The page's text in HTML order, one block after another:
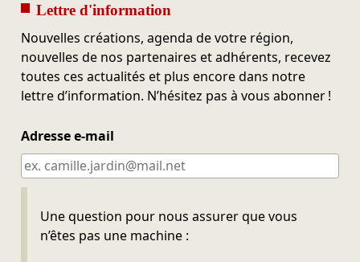
Lettre d'information
Nouvelles créations, agenda de votre région,
nouvelles de nos partenaires et adhérents, recevez
toutes ces actualités et plus encore dans notre
lettre d’information. N’hésitez pas à vous abonner !
Adresse e-mail
Une question pour nous assurer que vous
n’êtes pas une machine :
Ne pas remplir